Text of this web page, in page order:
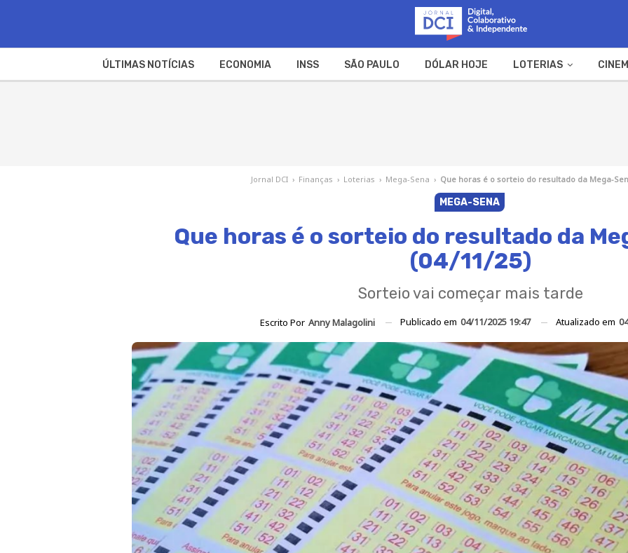
ÚLTIMAS NOTÍCIAS ECONOMIA INSS SÃO PAULO DÓLAR HOJE LOTERIAS
Jornal DCI › Finanças › Loterias › Mega-Sena › Que horas é o sorteio do resultado da Mega-
MEGA-SENA
Que horas é o sorteio do resultado da
(04/11/25)
Sorteio vai começar mais tarde
Escrito Por Anny Malagolini Publicado em 04/11/2025 19:47 Atualizado em